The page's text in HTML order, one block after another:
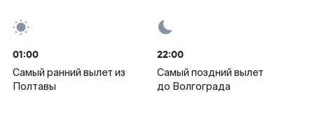
01:00
Самый ранний вылет из
Полтавы
22:00
Самый поздний вылет
до Волгограда